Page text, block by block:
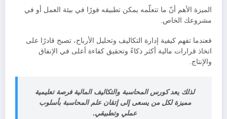
الميزة الأهم أنّ ما تتعلّمه يمكن تطبيقه فورًا في بيئة العمل أو في
مشروعك الخاص.
فعندما تفهم كيفية إدارة التكاليف وتحليل الأرباح، تصبح قادرًا على
اتخاذ قرارات مالية أكثر ذكاءً وتحقيق كفاءة أعلى في الإنفاق
والإنتاج.
لذلك يعد كورس المحاسبة والتكاليف المالية فرصة تعليمية
مميزة لكل من يسعى إلى إتقان علم المحاسبة بأسلوب
عملي وتطبيقي.